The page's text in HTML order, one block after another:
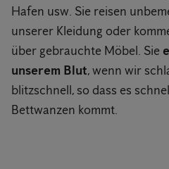
Hafen usw. Sie reisen
unserer Kleidung oder
über gebrauchte Möbel. Sie
unserem Blut, wenn wir
blitzschnell, so dass es
Bettwanzen kommt.